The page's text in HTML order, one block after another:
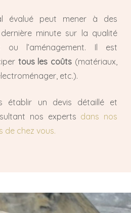
évalué peut mener à des
minute sur la qualité
ou l’aménagement. Il est
tous les coûts (matériaux,
etc.).
établir un devis détaillé et
nos experts dans nos
de chez vous.